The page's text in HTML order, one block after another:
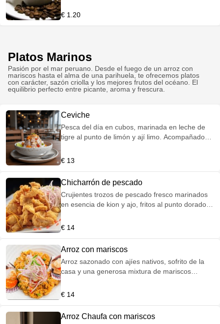
€ 1.20
Platos Marinos
Pasión por el mar peruano. Desde el fuego de un arroz con
mariscos hasta el alma de una parihuela, te ofrecemos platos
con carácter, sazón criolla y los mejores frutos del océano. El
equilibrio perfecto entre picante, aroma y frescura.
Ceviche
Pesca del día en cubos, marinada en leche de
tigre al punto de limón y ají limo. Acompañado
de la cancha. Frescura pura con estilo.
€ 13
Chicharrón de pescado
Crujientes trozos de pescado fresco marinados
en esencia de kion y ajo, fritos al punto dorado.
infaltable crema tártara.
€ 14
Arroz con mariscos
Arroz sazonado con ajíes nativos, sofrito de la
casa y una generosa mixtura de mariscos
y ají).
€ 14
Arroz Chaufa con mariscos